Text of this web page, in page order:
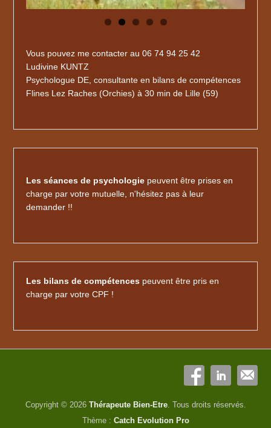
Vous pouvez me contacter au 06 74 94 25 42
Ludivine KUNTZ
Psychologue DE, consultante en bilans de compétences
Flines Lez Raches (Orchies) à 30 min de Lille (59)
Les séances de psychologie peuvent être prises en
charge par votre mutuelle, n'hésitez pas à leur
demander !!
Les bilans de compétences peuvent être pris en
charge par votre CPF !
Copyright © 2026 Thérapeute Bien-Etre. Tous droits réservés.
Thème : Catch Evolution Pro